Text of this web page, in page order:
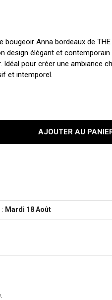
Anna bordeaux de THE
design élégant et
pour créer une ambiance
et intemporel.
AJOUTER AU
Mardi 18 Août